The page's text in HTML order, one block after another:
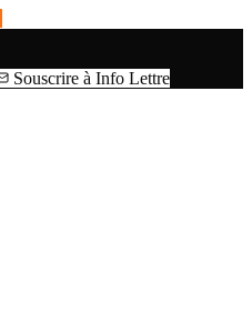
Souscrire à Info Lettre